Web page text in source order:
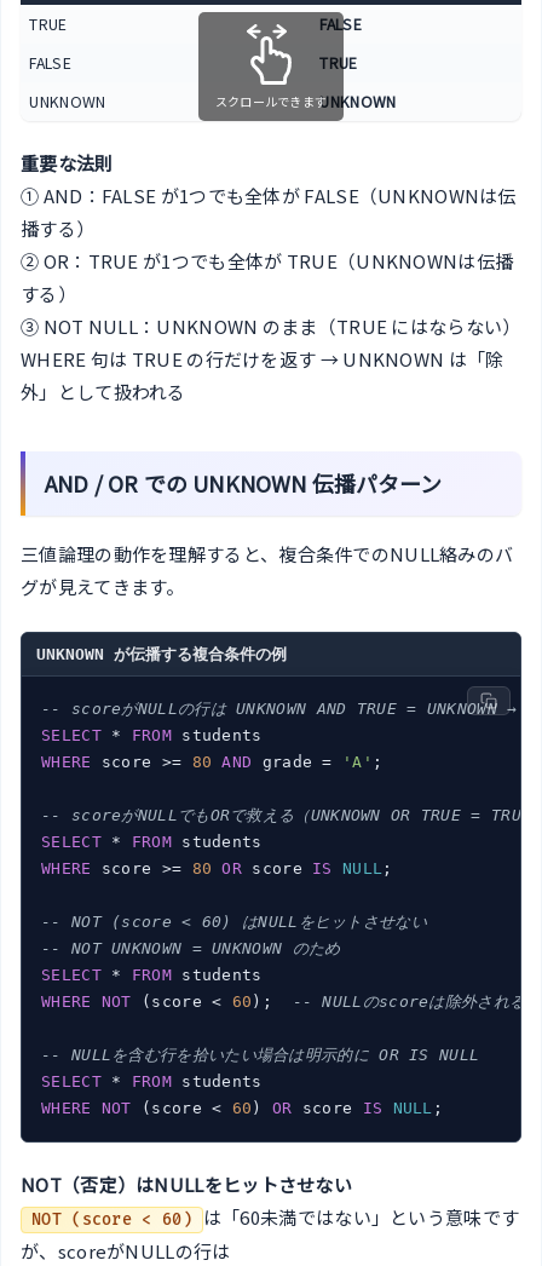
TRUE
FALSE
FALSE
TRUE
UNKNOWN
UNKNOWN
スクロールできます
重要な法則
① AND：FALSE が1つでも全体が FALSE（UNKNOWNは伝
播する）
② OR：TRUE が1つでも全体が TRUE（UNKNOWNは伝播
する）
③ NOT NULL：UNKNOWN のまま（TRUE にはならない）
WHERE 句は TRUE の行だけを返す → UNKNOWN は「除
外」として扱われる
AND / OR での UNKNOWN 伝播パターン
三値論理の動作を理解すると、複合条件でのNULL絡みのバ
グが見えてきます。
UNKNOWN が伝播する複合条件の例
-- scoreがNULLの行は UNKNOWN AND TRUE = UNKNOWN →
SELECT * FROM
WHERE score >= 80 AND grade = 'A' ;
-- scoreがNULLでもORで救える（UNKNOWN OR TRUE = TRUE
SELECT * FROM
WHERE score >= 80 OR score IS NULL ;
-- NOT (score < 60) はNULLをヒットさせない
-- NOT UNKNOWN = UNKNOWN のため
SELECT * FROM
WHERE
NOT (score < 60 ); -- NULLのscoreは除外される
-- NULLを含む行を拾いたい場合は明示的に OR IS NULL
SELECT * FROM
WHERE
NOT (score < 60 ) OR score IS NULL ;
NOT（否定）はNULLをヒットさせない
NOT (score < 60)
は「60未満ではない」という意味です
が、scoreがNULLの行は